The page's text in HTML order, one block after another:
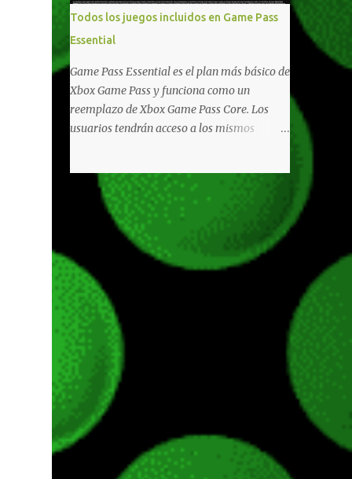
libertad de juego. Uno de los aspectos más
importantes de Last Rites es la gran
cantidad de opciones de personalización
incorporadas. Ahora es posible ocultar más
elementos de la interfaz, incluyendo las
trayectorias de lanzamiento de granadas y
el resaltado de objetos interactivos, además
También se añaden los llamados
"Parámetros Ghost" , que permiten activar
la recarga táctica, limitar el número de
Todos los juegos incluidos en Game Pass
Essential
Game Pass Essential es el plan más básico de
Xbox Game Pass y funciona como un
reemplazo de Xbox Game Pass Core. Los
usuarios tendrán acceso a los mismos
adicionales que fueron anunciados
recientemente. Essential incluirá como
novedades una serie de ventajas para
diferentes juegos free to play que están en
Xbox y PC, que van desde skins, desbloqueo
de personajes, paquetes de armas hasta
emotes, monedas virtuales y más para
diferentes títulos. Todas estas ventajas se
pueden reclamar desde la sección de Game
Pass o en tu aplicación de Xbox yendo
directamente a la pestaña de Game Pass.
Essential también ahora sumará el acceso a
la Nube de Xbox, el cual nos permitite jugar
una pequeña porción de los juegos de la
suscripción mediante xCloud y más de 600
juegos compatibles si es que los compramos